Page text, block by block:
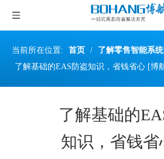
当前所在位置: 首页 / 了解零售智能系
了解基础的EAS防盗知识，省钱省心 [博
了解基础的
知识，省钱省